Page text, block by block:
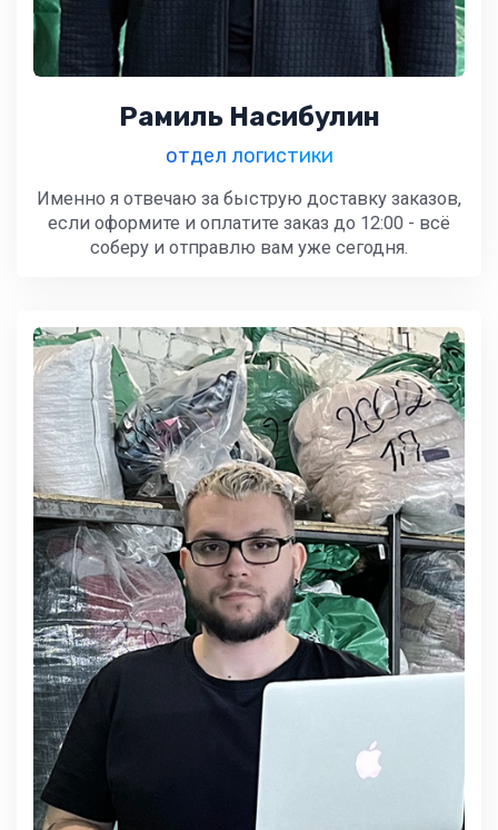
Рамиль Насибулин
отдел логистики
Именно я отвечаю за быструю доставку заказов,
если оформите и оплатите заказ до 12:00 - всё
соберу и отправлю вам уже сегодня.